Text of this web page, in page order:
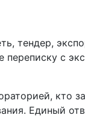
тендер,
с
Единый